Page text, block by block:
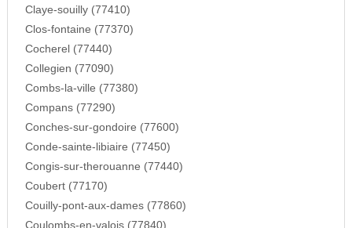
Claye-souilly (77410)
Clos-fontaine (77370)
Cocherel (77440)
Collegien (77090)
Combs-la-ville (77380)
Compans (77290)
Conches-sur-gondoire (77600)
Conde-sainte-libiaire (77450)
Congis-sur-therouanne (77440)
Coubert (77170)
Couilly-pont-aux-dames (77860)
Coulombs-en-valois (77840)